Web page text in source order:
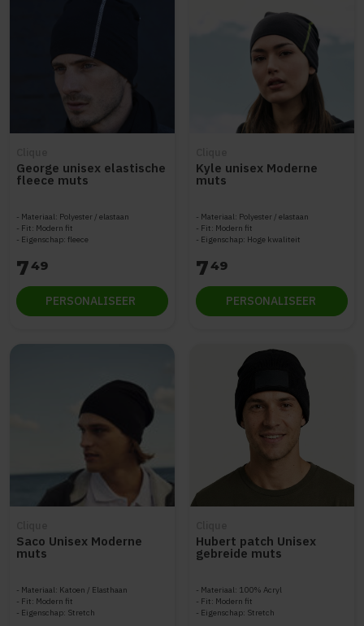
George unisex elastische
fleece muts
Materiaal: Polyester / elastaan
Fit: Modern fit
Eigenschap: fleece
749
PERSONALISEER
Kyle unisex Moderne
muts
Materiaal: Polyester / elastaan
Fit: Modern fit
Eigenschap: Hoge kwaliteit
749
PERSONALISEER
Saco Unisex Moderne
muts
Materiaal: Katoen / Elasthaan
Fit: Modern fit
Eigenschap: Stretch
Hubert patch Unisex
gebreide muts
Materiaal: 100% Acryl
Fit: Modern fit
Eigenschap: Stretch